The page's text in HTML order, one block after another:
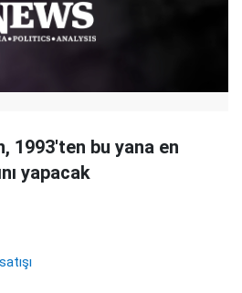
1993'ten bu yana en
yapacak